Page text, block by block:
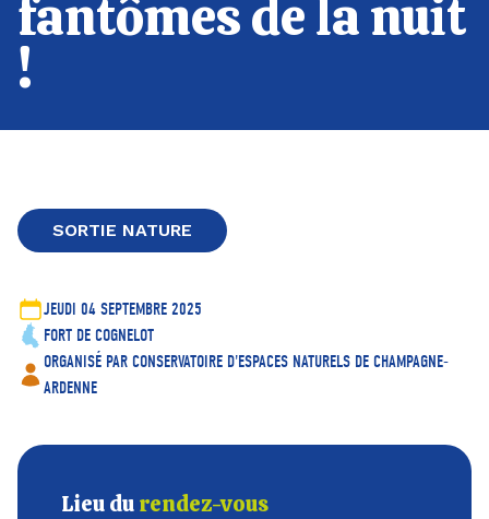
fantômes de la nuit
!
SORTIE NATURE
JEUDI 04 SEPTEMBRE 2025
FORT DE COGNELOT
ORGANISÉ PAR CONSERVATOIRE D'ESPACES NATURELS DE CHAMPAGNE-
ARDENNE
Lieu durendez-vous